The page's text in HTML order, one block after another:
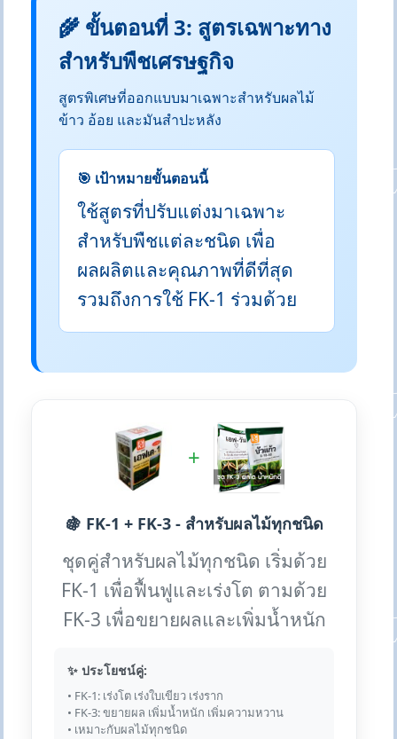
🌾 ขั้นตอนที่ 3: สูตรเฉพาะทาง
สำหรับพืชเศรษฐกิจ
สูตรพิเศษที่ออกแบบมาเฉพาะสำหรับผลไม้
ข้าว อ้อย และมันสำปะหลัง
🎯 เป้าหมายขั้นตอนนี้
ใช้สูตรที่ปรับแต่งมาเฉพาะ
สำหรับพืชแต่ละชนิด เพื่อ
ผลผลิตและคุณภาพที่ดีที่สุด
รวมถึงการใช้ FK-1 ร่วมด้วย
+
🍇 FK-1 + FK-3 - สำหรับผลไม้ทุกชนิด
ชุดคู่สำหรับผลไม้ทุกชนิด เริ่มด้วย
FK-1 เพื่อฟื้นฟูและเร่งโต ตามด้วย
FK-3 เพื่อขยายผลและเพิ่มน้ำหนัก
✨ ประโยชน์คู่:
• FK-1: เร่งโต เร่งใบเขียว เร่งราก
• FK-3: ขยายผล เพิ่มน้ำหนัก เพิ่มความหวาน
• เหมาะกับผลไม้ทุกชนิด